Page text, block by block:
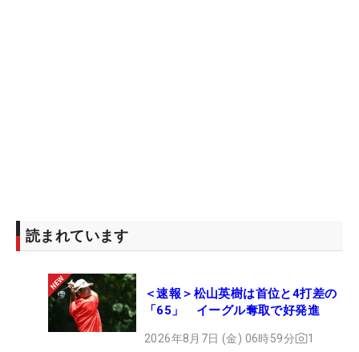
読まれています
＜速報＞松山英樹は首位と4打差の
「65」 イーグル奪取で好発進
2026年8月7日 (金) 06時59分 1